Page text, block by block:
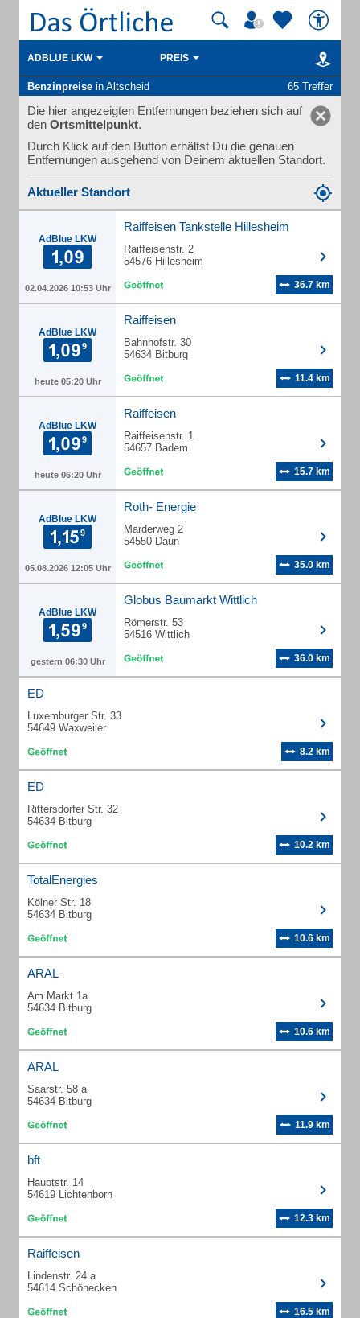
ADBLUE LKW PREIS
Benzinpreise in Altscheid 65 Treffer
Die hier angezeigten Entfernungen beziehen sich auf
den Ortsmittelpunkt.
Durch Klick auf den Button erhältst Du die genauen
Entfernungen ausgehend von Deinem aktuellen Standort.
Aktueller Standort
AdBlue LKW
02.04.2026 10:53 Uhr
Raiffeisen Tankstelle Hillesheim
Raiffeisenstr. 2
54576 Hillesheim
36.7 km
AdBlue LKW
heute 05:20 Uhr
Raiffeisen
Bahnhofstr. 30
54634 Bitburg
11.4 km
AdBlue LKW
heute 06:20 Uhr
Raiffeisen
Raiffeisenstr. 1
54657 Badem
15.7 km
AdBlue LKW
05.08.2026 12:05 Uhr
Roth- Energie
Marderweg 2
54550 Daun
35.0 km
AdBlue LKW
gestern 06:30 Uhr
Globus Baumarkt Wittlich
Römerstr. 53
54516 Wittlich
36.0 km
ED
Luxemburger Str. 33
54649 Waxweiler
8.2 km
ED
Rittersdorfer Str. 32
54634 Bitburg
10.2 km
TotalEnergies
Kölner Str. 18
54634 Bitburg
10.6 km
ARAL
Am Markt 1a
54634 Bitburg
10.6 km
ARAL
Saarstr. 58 a
54634 Bitburg
11.9 km
bft
Hauptstr. 14
54619 Lichtenborn
12.3 km
Raiffeisen
Lindenstr. 24 a
54614 Schönecken
16.5 km